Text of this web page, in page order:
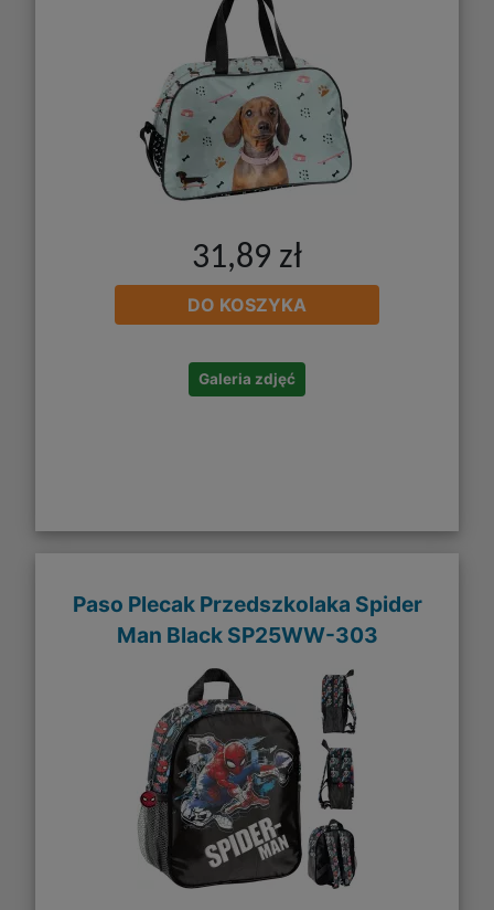
31,89 zł
DO KOSZYKA
Galeria zdjęć
Paso Plecak Przedszkolaka Spider
Man Black SP25WW-303